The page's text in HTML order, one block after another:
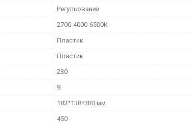
Регульований
2700-4000-6500К
Пластик
Пластик
230
9
183*138*380 мм
450